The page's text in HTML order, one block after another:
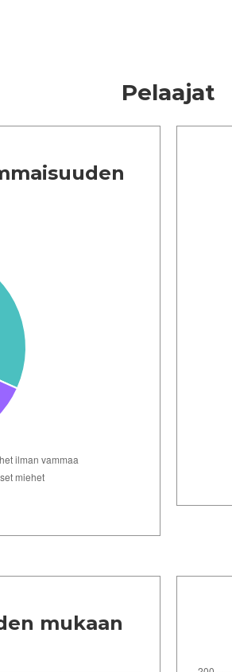
Pelaajat
mukaan